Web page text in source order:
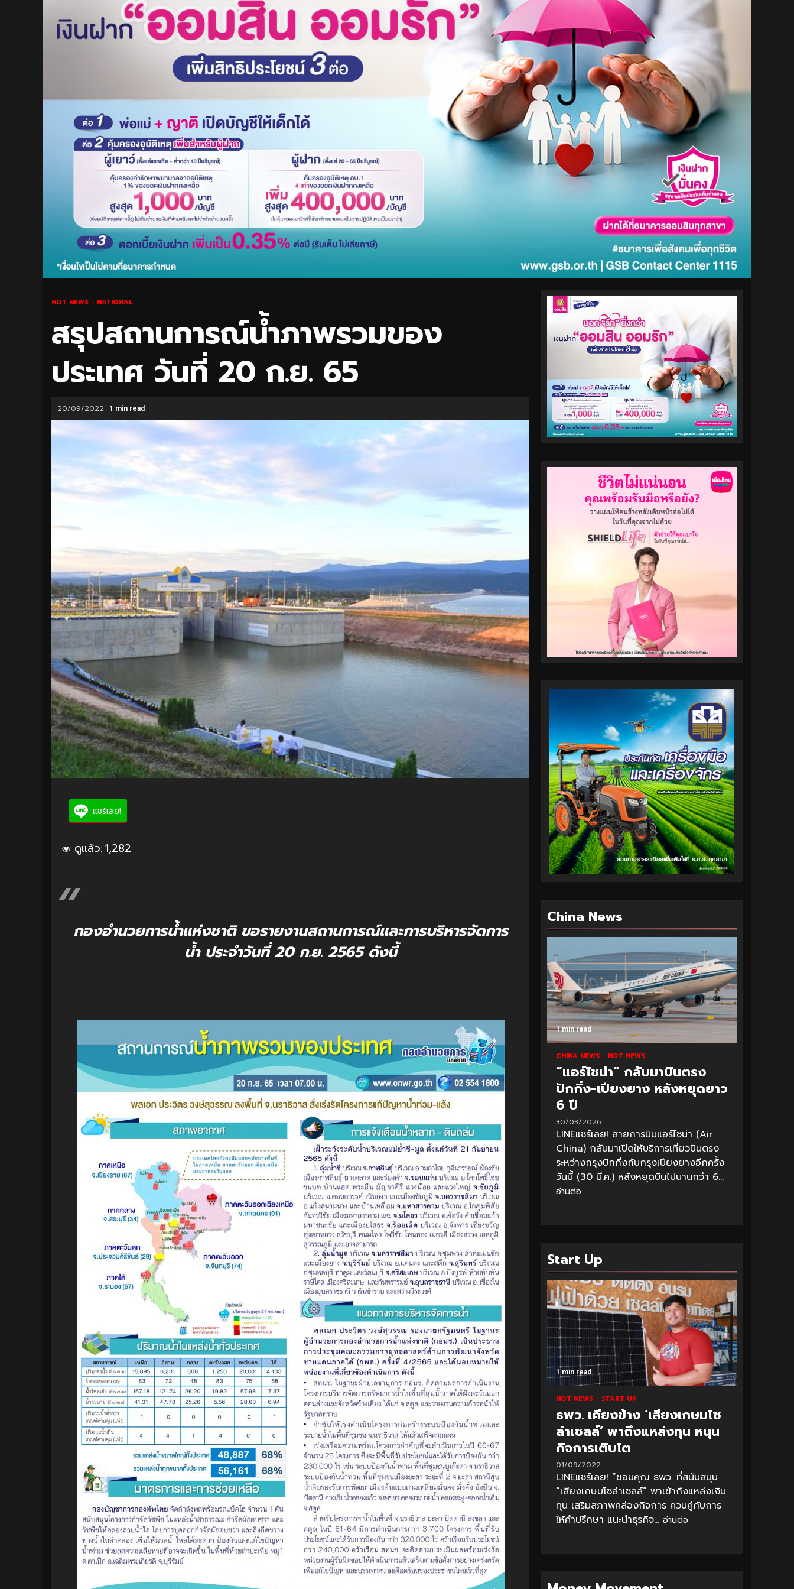
HOT NEWS NATIONAL
สรุปสถานการณ์น้ำภาพรวมของ
ประเทศ วันที่ 20 ก.ย. 65
20/09/2022 1 min read
แชร์เลย!
ดูแล้ว:1,282
กองอำนวยการน้ำแห่งชาติ ขอรายงานสถานการณ์และการบริหารจัดการ
น้ำ ประจำวันที่ 20 ก.ย. 2565 ดังนี้
China News
1 min read
CHINA NEWS HOT NEWS
“แอร์ไชน่า” กลับมาบินตรง
ปักกิ่ง-เปียงยาง หลังหยุดยาว
6 ปี
30/03/2026
LINEแชร์เลย! สายการบินแอร์ไชน่า (Air
China) กลับมาเปิดให้บริการเที่ยวบินตรง
ระหว่างกรุงปักกิ่งกับกรุงเปียงยางอีกครั้ง
วันนี้ (30 มี.ค.) หลังหยุดบินไปนานกว่า 6...
อ่านต่อ
Start Up
1 min read
HOT NEWS START UP
ธพว. เคียงข้าง ‘เสียงเกษมโซ
ล่าเซลล์’ พาถึงแหล่งทุน หนุน
กิจการเติบโต
01/09/2022
LINEแชร์เลย! “ขอบคุณ ธพว. ที่สนับสนุน
“เสียงเกษมโซล่าเซลล์” พาเข้าถึงแหล่งเงิน
ทุน เสริมสภาพคล่องกิจการ ควบคู่กับการ
ให้คำปรึกษา แนะนำธุรกิจ... อ่านต่อ